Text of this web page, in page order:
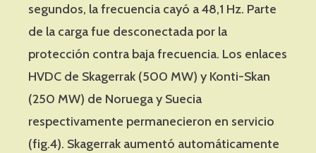
segundos, la frecuencia cayó a 48,1 Hz. Parte
de la carga fue desconectada por la
protección contra baja frecuencia. Los enlaces
HVDC de Skagerrak (500 MW) y Konti-Skan
(250 MW) de Noruega y Suecia
respectivamente permanecieron en servicio
(fig.4). Skagerrak aumentó automáticamente